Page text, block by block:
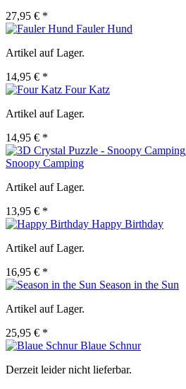
27,95 € *
Fauler Hund
Artikel auf Lager.
14,95 € *
Four Katz
Artikel auf Lager.
14,95 € *
Snoopy Camping
Artikel auf Lager.
13,95 € *
Happy Birthday
Artikel auf Lager.
16,95 € *
Season in the Sun
Artikel auf Lager.
25,95 € *
Blaue Schnur
Derzeit leider nicht lieferbar.